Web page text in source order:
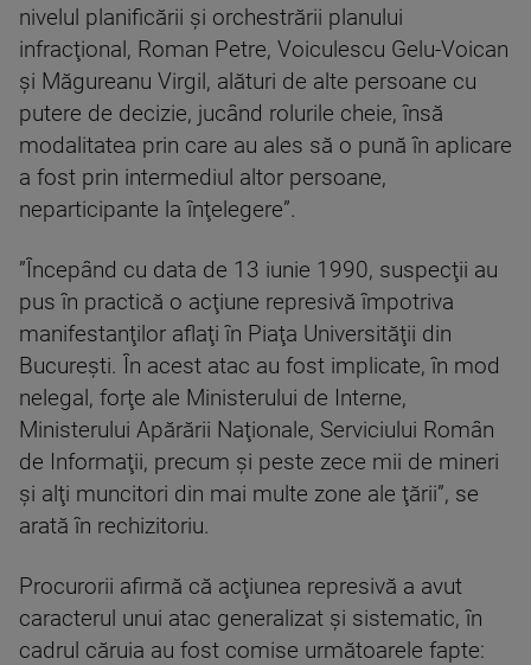
nivelul planificării şi orchestrării planului
infracţional, Roman Petre, Voiculescu Gelu-Voican
şi Măgureanu Virgil, alături de alte persoane cu
putere de decizie, jucând rolurile cheie, însă
modalitatea prin care au ales să o pună în aplicare
a fost prin intermediul altor persoane,
neparticipante la înţelegere”.
”Începând cu data de 13 iunie 1990, suspecţii au
pus în practică o acţiune represivă împotriva
manifestanţilor aflaţi în Piaţa Universităţii din
Bucureşti. În acest atac au fost implicate, în mod
nelegal, forţe ale Ministerului de Interne,
Ministerului Apărării Naţionale, Serviciului Român
de Informaţii, precum şi peste zece mii de mineri
şi alţi muncitori din mai multe zone ale ţării”, se
arată în rechizitoriu.
Procurorii afirmă că acţiunea represivă a avut
caracterul unui atac generalizat şi sistematic, în
cadrul căruia au fost comise următoarele fapte: